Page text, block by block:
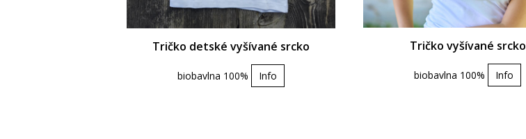
Tričko detské vyšívané srcko
biobavlna 100% Info
Tričko vyšívané srcko
biobavlna 100% Info